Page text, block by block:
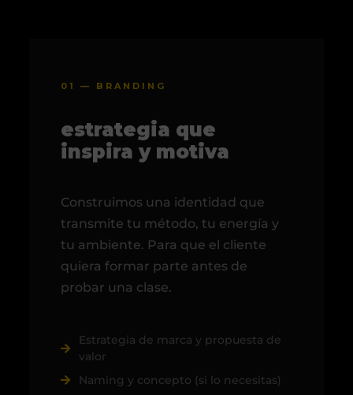
01 — BRANDING
estrategia que
inspira y motiva
Construimos una identidad que
transmite tu método, tu energía y
tu ambiente. Para que el cliente
quiera formar parte antes de
probar una clase.
Estrategia de marca y propuesta de
valor
Naming y concepto (si lo necesitas)